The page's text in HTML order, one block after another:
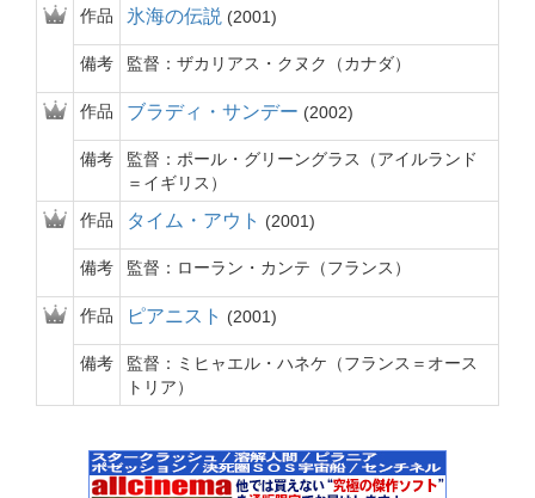
作品 氷海の伝説 2001
備考 監督：ザカリアス・クヌク（カナダ）
作品 ブラディ・サンデー 2002
備考
監督：ポール・グリーングラス（アイルランド
＝イギリス）
作品
タイム・アウト 2001
備考 監督：ローラン・カンテ（フランス）
作品 ピアニスト 2001
備考
監督：ミヒャエル・ハネケ（フランス＝オース
トリア）